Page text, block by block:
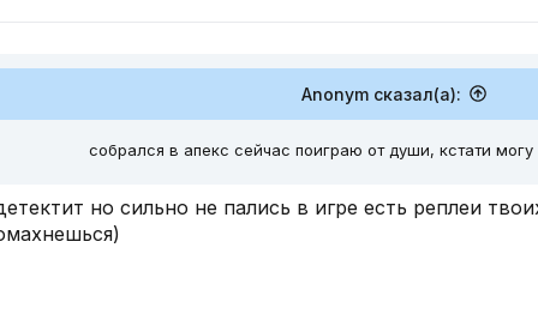
Anonym сказал(а):
собрался в апекс сейчас поиграю от души, кстати могу
но сильно не пались в игре есть реплеи